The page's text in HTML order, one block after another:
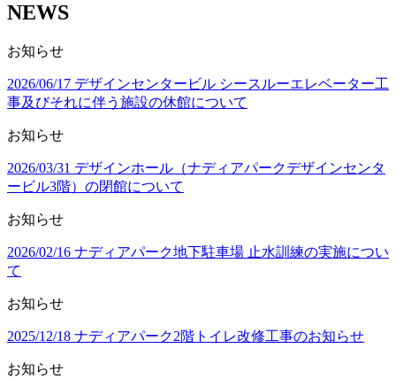
NEWS
お知らせ
2026/06/17 デザインセンタービル シースルーエレベーター工
事及びそれに伴う施設の休館について
お知らせ
2026/03/31 デザインホール（ナディアパークデザインセンタ
ービル3階）の閉館について
お知らせ
2026/02/16 ナディアパーク地下駐車場 止水訓練の実施につい
て
お知らせ
2025/12/18 ナディアパーク2階トイレ改修工事のお知らせ
お知らせ